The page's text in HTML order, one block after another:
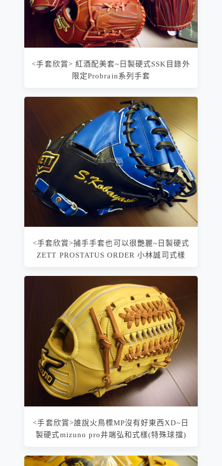
<手套欣賞> 紅酒配美套~日製硬式SSK目錄外
限定Probrain系列手套
<手套欣賞>捕手手套也可以很艷麗~日製硬式
ZETT PROSTATUS ORDER 小林誠司式樣
<手套欣賞>誰說火鳥標MP沒有好東西XD~日
製硬式mizuno pro井端弘和式樣(特殊球擋)